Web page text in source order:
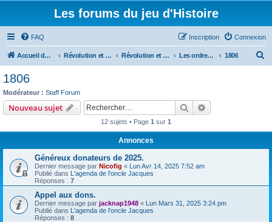
Les forums du jeu d'Histoire
FAQ Connexion
Inscription
Accueil du forum Révolution et Empire Révolution et Empire - Histoire, organisation, ordres de bataille, uniformes et armements Les ordres de batailles 1806
r
1806
Modérateur : Staff Forum
Nouveau sujet Rechercher
12 sujets • Page 1 sur 1
Annonces
Généreux donateurs de 2025.
Dernier message par Nicofig « Lun Avr 14, 2025 7:52 am
Publié dans L'agenda de l'oncle Jacques
Réponses : 7
Appel aux dons.
Dernier message par jacknap1948 « Lun Mars 31, 2025 3:24 pm
Publié dans L'agenda de l'oncle Jacques
Réponses : 8